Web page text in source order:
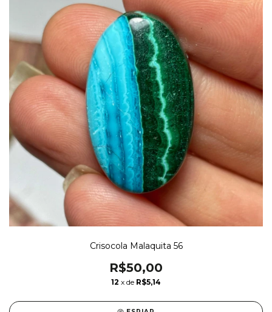
Crisocola Malaquita 56
R$50,00
12 x de R$5,14